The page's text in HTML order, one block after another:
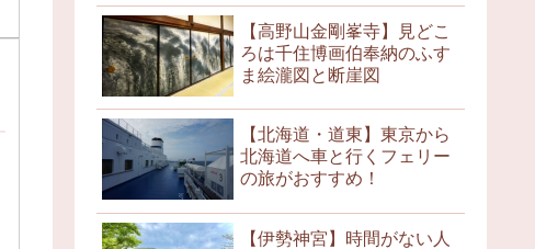
【高野山金剛峯寺】見どこ
ろは千住博画伯奉納のふす
ま絵瀧図と断崖図
【北海道・道東】東京から
北海道へ車と行くフェリー
の旅がおすすめ！
【伊勢神宮】時間がない人